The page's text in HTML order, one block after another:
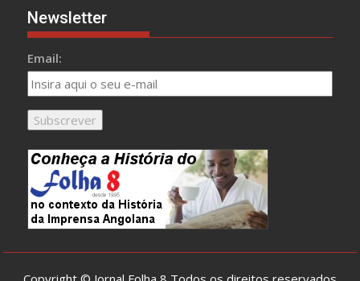
Newsletter
Email: